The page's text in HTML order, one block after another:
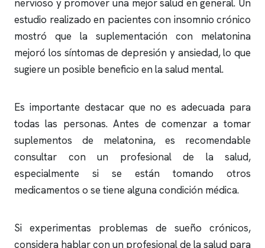
nervioso y promover una mejor salud en general. Un
estudio realizado en pacientes con insomnio crónico
mostró que la suplementación con melatonina
mejoró los síntomas de depresión y ansiedad, lo que
sugiere un posible beneficio en la salud mental.
Es importante destacar que no es adecuada para
todas las personas. Antes de comenzar a tomar
suplementos de melatonina, es recomendable
consultar con un profesional de la salud,
especialmente si se están tomando otros
medicamentos o se tiene alguna condición médica.
Si experimentas problemas de sueño crónicos,
considera hablar con un profesional de la salud para